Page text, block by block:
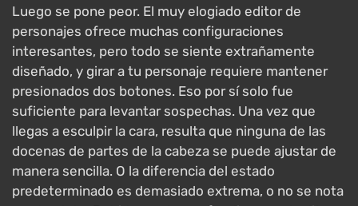
Luego se pone peor. El muy elogiado editor de
personajes ofrece muchas configuraciones
interesantes, pero todo se siente extrañamente
diseñado, y girar a tu personaje requiere mantener
presionados dos botones. Eso por sí solo fue
suficiente para levantar sospechas. Una vez que
llegas a esculpir la cara, resulta que ninguna de las
docenas de partes de la cabeza se puede ajustar de
manera sencilla. O la diferencia del estado
predeterminado es demasiado extrema, o no se nota